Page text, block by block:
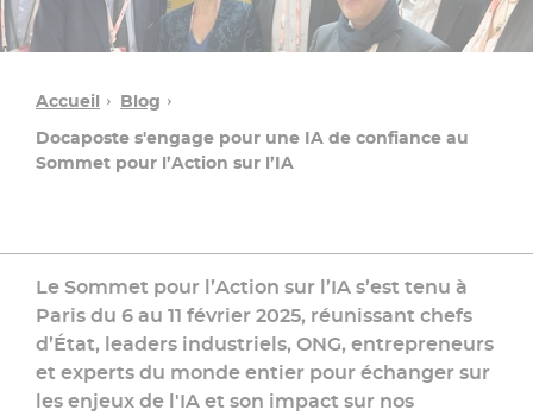
Accueil
Blog
Docaposte s'engage pour une IA de confiance au
Sommet pour l’Action sur l’IA
Solution
Le Sommet pour l’Action sur l’IA s’est tenu à
Paris du 6 au 11 février 2025, réunissant chefs
d’État, leaders industriels, ONG, entrepreneurs
et experts du monde entier pour échanger sur
les enjeux de l'IA et son impact sur nos